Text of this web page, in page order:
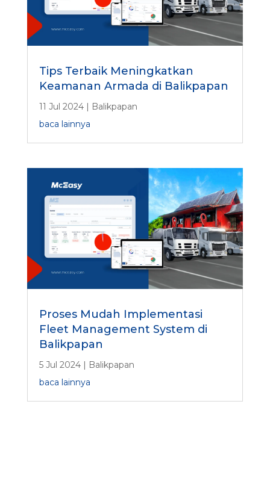
Tips Terbaik Meningkatkan
Keamanan Armada di Balikpapan
11 Jul 2024| Balikpapan
baca lainnya
Proses Mudah Implementasi
Fleet Management System di
Balikpapan
5 Jul 2024|
Balikpapan
baca lainnya